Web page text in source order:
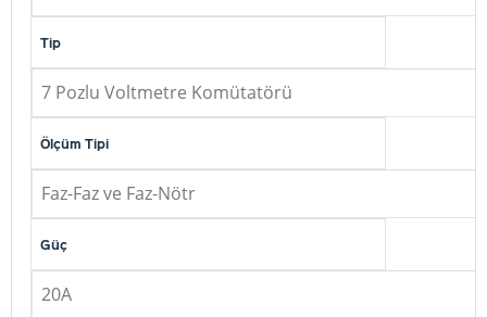
Tip
7 Pozlu Voltmetre Komütatörü
Ölçüm Tipi
Faz-Faz ve Faz-Nötr
Güç
20A